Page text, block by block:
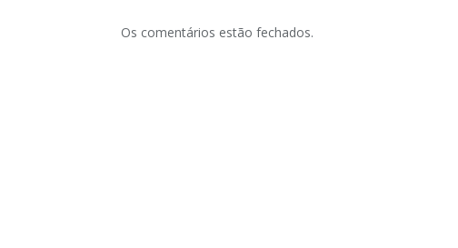
Os comentários estão fechados.